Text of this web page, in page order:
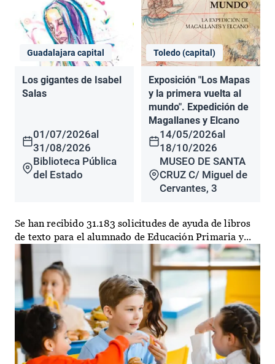
Guadalajara capital
Los gigantes de Isabel
Salas
01/07/2026al
31/08/2026
Biblioteca Pública
del Estado
Toledo (capital)
Exposición "Los Mapas
y la primera vuelta al
mundo". Expedición de
Magallanes y Elcano
14/05/2026al
18/10/2026
MUSEO DE SANTA
CRUZ C/ Miguel de
Cervantes, 3
Se han recibido 31.183 solicitudes de ayuda de libros
de texto para el alumnado de Educación Primaria y...